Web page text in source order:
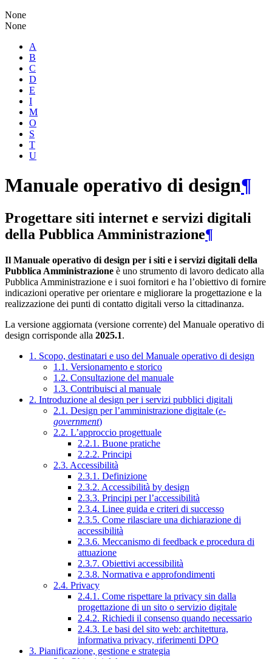
None
None
A
B
C
D
E
I
M
O
S
T
U
Manuale operativo di design¶
Progettare siti internet e servizi digitali
della Pubblica Amministrazione¶
Il Manuale operativo di design per i siti e i servizi digitali della
Pubblica Amministrazione è uno strumento di lavoro dedicato alla
Pubblica Amministrazione e i suoi fornitori e ha l’obiettivo di fornire
indicazioni operative per orientare e migliorare la progettazione e la
realizzazione dei punti di contatto digitali verso la cittadinanza.
La versione aggiornata (versione corrente) del Manuale operativo di
design corrisponde alla 2025.1.
1. Scopo, destinatari e uso del Manuale operativo di design
1.1. Versionamento e storico
1.2. Consultazione del manuale
1.3. Contribuisci al manuale
2. Introduzione al design per i servizi pubblici digitali
2.1. Design per l’amministrazione digitale (e-
government)
2.2. L’approccio progettuale
2.2.1. Buone pratiche
2.2.2. Principi
2.3. Accessibilità
2.3.1. Definizione
2.3.2. Accessibilità by design
2.3.3. Principi per l’accessibilità
2.3.4. Linee guida e criteri di successo
2.3.5. Come rilasciare una dichiarazione di
accessibilità
2.3.6. Meccanismo di feedback e procedura di
attuazione
2.3.7. Obiettivi accessibilità
2.3.8. Normativa e approfondimenti
2.4. Privacy
2.4.1. Come rispettare la privacy sin dalla
progettazione di un sito o servizio digitale
2.4.2. Richiedi il consenso quando necessario
2.4.3. Le basi del sito web: architettura,
informativa privacy, riferimenti DPO
3. Pianificazione, gestione e strategia